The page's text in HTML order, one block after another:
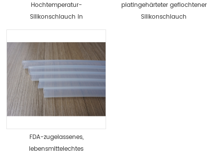
Hochtemperatur-
Silikonschlauch in
Lebensmittelqualität FDA-
zugelassen lebensmittelecht
platingehärteter geflochtener
Silikonschlauch
FDA-zugelassenes,
lebensmittelechtes